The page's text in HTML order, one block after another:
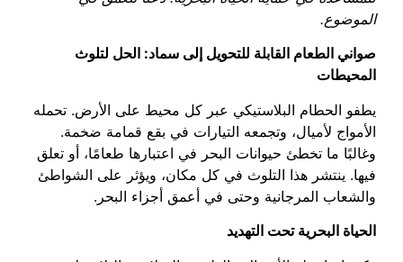
الموضوع.
صواني الطعام القابلة للتحويل إلى سماد: الحل لتلوث
المحيطات
يطفو الحطام البلاستيكي عبر كل محيط على الأرض. تحمله
الأمواج لأميال، وتجمعه التيارات في بقع قمامة ضخمة.
وغالبًا ما تخطئ حيوانات البحر في اعتبارها طعامًا، أو تعلق
فيها. ينتشر هذا التلوث في كل مكان، ويؤثر على الشواطئ
والشعاب المرجانية وحتى في أعمق أجزاء البحر.
الحياة البحرية تحت التهديد